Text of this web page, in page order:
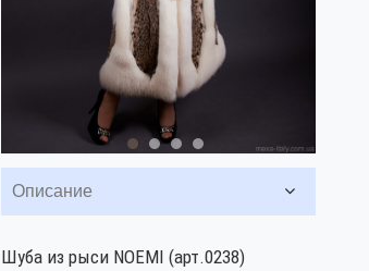
Описание
Шуба из рыси NOEMI (арт.0238)